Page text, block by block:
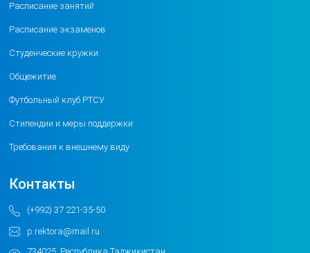
Расписание занятий
Расписание экзаменов
Студенческие кружки
Общежитие
Футбольный клуб РТСУ
Стипендии и меры поддержки
Требования к внешнему виду
Контакты
(+992) 37 221-35-50
p.rektora@mail.ru